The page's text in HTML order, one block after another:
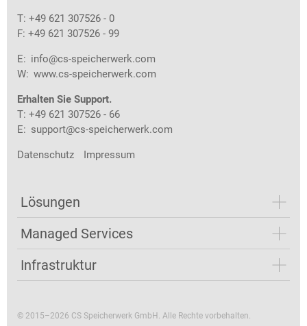
T: +49 621 307526 - 0
F: +49 621 307526 - 99
E: info@cs-speicherwerk.com
W: www.cs-speicherwerk.com
Erhalten Sie Support.
T: +49 621 307526 - 66
E: support@cs-speicherwerk.com
Datenschutz Impressum
Lösungen
Managed Services
Infrastruktur
© 2015–2026 CS Speicherwerk GmbH. Alle Rechte vorbehalten.